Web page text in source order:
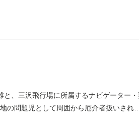
、三沢飛行場に所属するナビゲーター・
の問題児として周囲から厄介者扱いされて